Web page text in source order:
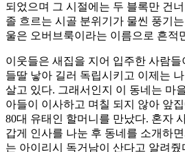
되었으며 그 시절에는 두 블록만 건
졸 흐르는 시골 분위기가 물씬 풍기
울은 오버브룩이라는 이름으로 흔적
이웃들은 새집을 지어 입주한 사람
들딸 낳아 길러 독립시키고 이제는
살고 있다. 그래서인지 이 동네는 마
아들이 이사하고 며칠 되지 않아 앞
80대 유태인 할머니를 만났다. 혼자
갑게 인사를 나눈 후 동네를 소개하
는 아이리시 독거남이 산다고 알려줬